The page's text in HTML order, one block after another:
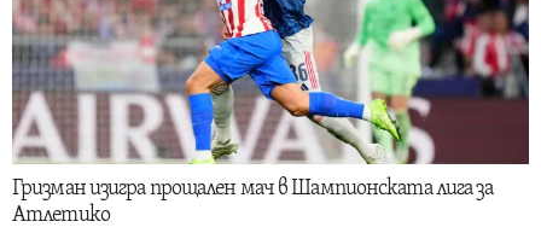
Гризман изигра прощален мач в Шампионската лига за
Атлетико